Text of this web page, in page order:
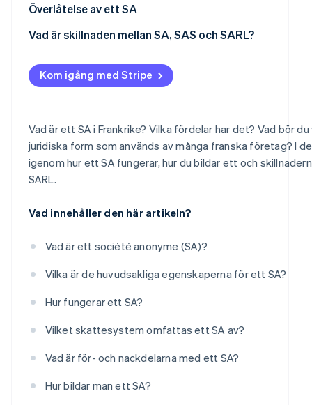
Kostnader när man bildar ett SA
Överlåtelse av ett SA
Vad är skillnaden mellan SA, SAS och SARL?
Kom igång med Stripe
Vad är ett SA i Frankrike? Vilka fördelar har det? Vad bör
juridiska form som används av många franska företag? I
igenom hur ett SA fungerar, hur du bildar ett och
SARL.
Vad innehåller den här artikeln?
Vad är ett société anonyme (SA)?
Vilka är de huvudsakliga egenskaperna för ett SA?
Hur fungerar ett SA?
Vilket skattesystem omfattas ett SA av?
Vad är för- och nackdelarna med ett SA?
Hur bildar man ett SA?